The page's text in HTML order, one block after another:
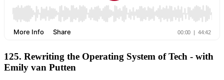
125. Rewriting the Operating System of Tech - with
Emily van Putten